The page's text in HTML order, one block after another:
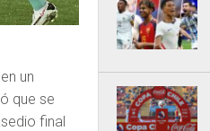
un
que se
final